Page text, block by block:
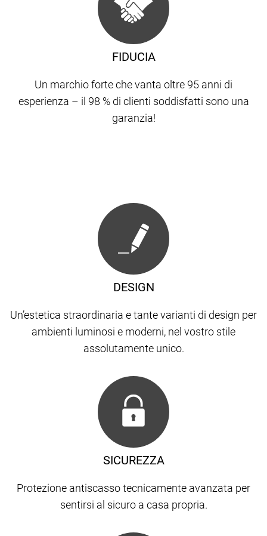
FIDUCIA
Un marchio forte che vanta oltre 95 anni di
esperienza – il 98 % di clienti soddisfatti sono una
garanzia!
DESIGN
Un’estetica straordinaria e tante varianti di design per
ambienti luminosi e moderni, nel vostro stile
assolutamente unico.
SICUREZZA
Protezione antiscasso tecnicamente avanzata per
sentirsi al sicuro a casa propria.